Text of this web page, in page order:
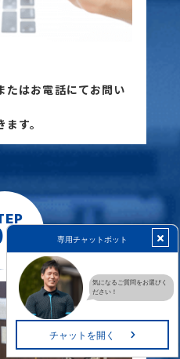
たはお電話にてお問い
す。